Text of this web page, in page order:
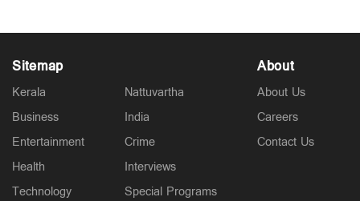
Sitemap
Kerala
Business
Entertainment
Health
Technology
Nattuvartha
India
Crime
Interviews
Special Programs
About
About Us
Careers
Contact Us